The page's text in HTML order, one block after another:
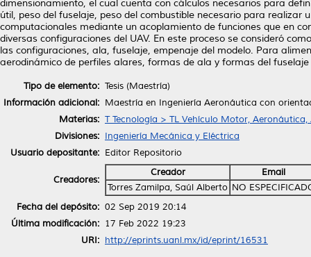
dimensionamiento, el cual cuenta con cálculos necesarios para
útil, peso del fuselaje, peso del combustible necesario para
computacionales mediante un acoplamiento de funciones que en
diversas configuraciones del UAV. En este proceso se consideró
las configuraciones, ala, fuselaje, empenaje del modelo. Para
aerodinámico de perfiles alares, formas de ala y formas del
Tipo de elemento: Tesis (Maestría)
Información adicional: Maestría en Ingeniería Aeronáutica con
Materias: T Tecnología > TL Vehículo Motor,
Divisiones: Ingeniería Mecánica y Eléctrica
Usuario depositante: Editor Repositorio
Creadores:
Creador
Email
Torres Zamilpa, Saúl Alberto NO
Fecha del depósito: 02 Sep 2019 20:14
Última modificación: 17 Feb 2022 19:23
URI: http://eprints.uanl.mx/id/eprint/16531